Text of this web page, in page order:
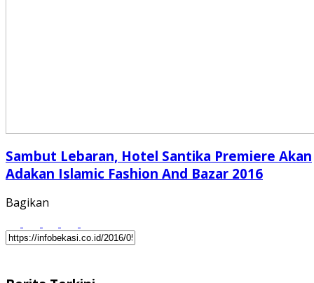
Sambut Lebaran, Hotel Santika Premiere Akan
Adakan Islamic Fashion And Bazar 2016
Bagikan